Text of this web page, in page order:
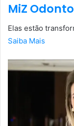
MiZ
Elas estão
Saiba Mais